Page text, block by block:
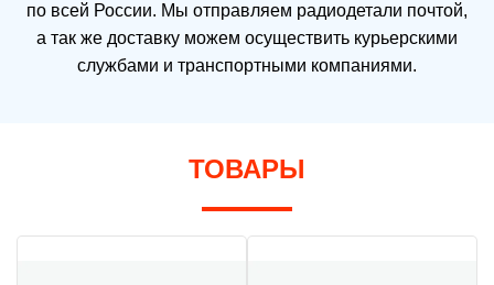
по всей России. Мы отправляем радиодетали почтой,
а так же доставку можем осуществить курьерскими
службами и транспортными компаниями.
ТОВАРЫ